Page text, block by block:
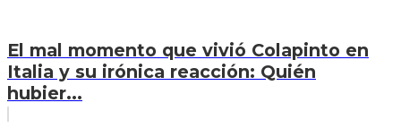
El mal momento que vivió Colapinto en
Italia y su irónica reacción: Quién
hubier...